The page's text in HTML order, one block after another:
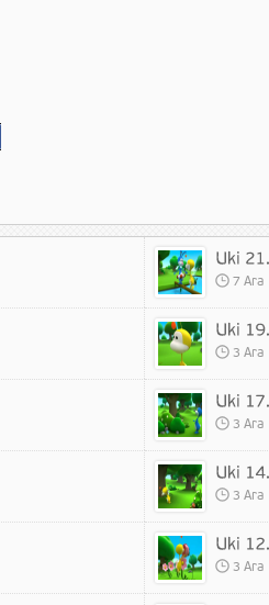
7 Ara
3 Ara
3 Ara
3 Ara
3 Ara